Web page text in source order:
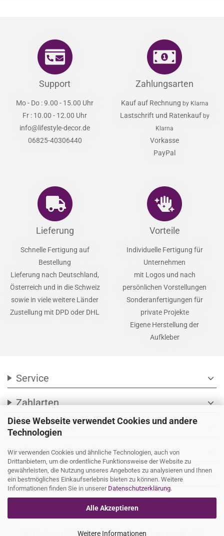
Diese Webseite verwendet Cookies und andere
Technologien
Wir verwenden Cookies und ähnliche Technologien, auch von
Drittanbietern, um die ordentliche Funktionsweise der Website zu
gewährleisten, die Nutzung unseres Angebotes zu analysieren und Ihnen
ein bestmögliches Einkaufserlebnis bieten zu können. Weitere
Informationen finden Sie in unserer Datenschutzerklärung.
Alle Akzeptieren
Weitere Informationen
Support
Mo - Do : 9.00 - 15.00 Uhr
Fr : 10.00 - 12.00 Uhr
info@lifestyle-decor.de
06825-40306440
Zahlungsarten
Kauf auf Rechnung by Klarna
Lastschrift und Ratenkauf by
Klarna
Vorkasse
PayPal
Lieferung
Schnelle Fertigung auf
Bestellung
Lieferung nach Deutschland,
Österreich und in die Schweiz
sowie in viele weitere Länder
Zustellung mit DPD oder DHL
Vorteile
Individuelle Fertigung für
Unternehmen
mit Logos und nach
persönlichen Vorstellungen
Sonderanfertigungen für
private Projekte
Eigene Herstellung der
Aufkleber
Service expand_more
Zahlarten expand_more
Social Media
Wir versenden mit
Ihre persönliche Seite expand_more
Alle Preise verstehen sich inkl. Mehrwertsteuer, soweit nicht